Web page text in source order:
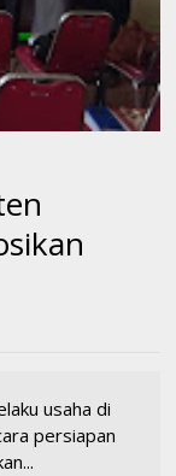
usaha di
persiapan